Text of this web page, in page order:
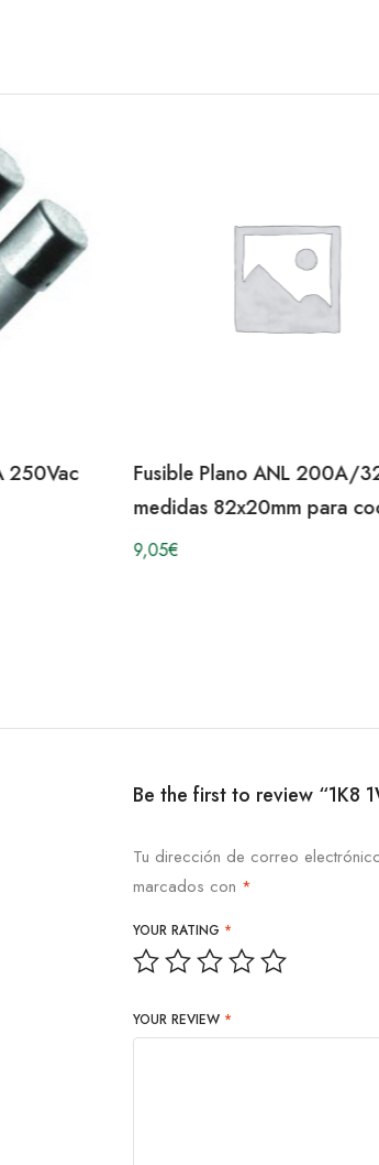
250Vac
Fusible Plano ANL 200A/
medidas 82x20mm para
9,05€
Be the first to review “1K8
Tu dirección de correo
marcados con *
YOUR RATING *
YOUR REVIEW *